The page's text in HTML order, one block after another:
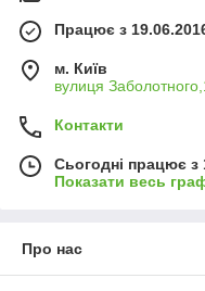
Працює з
м. Київ
вулиця
Контакти
Сьогодні працює з
Показати весь
Про нас